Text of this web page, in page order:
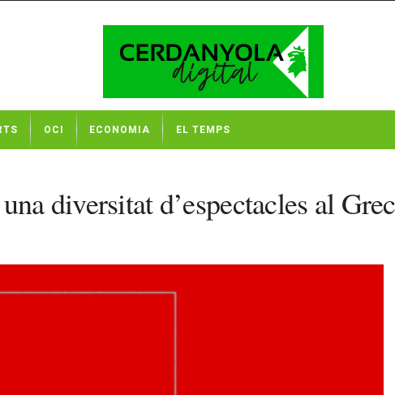
OCI ECONOMIA EL TEMPS
diversitat d’espectacles al